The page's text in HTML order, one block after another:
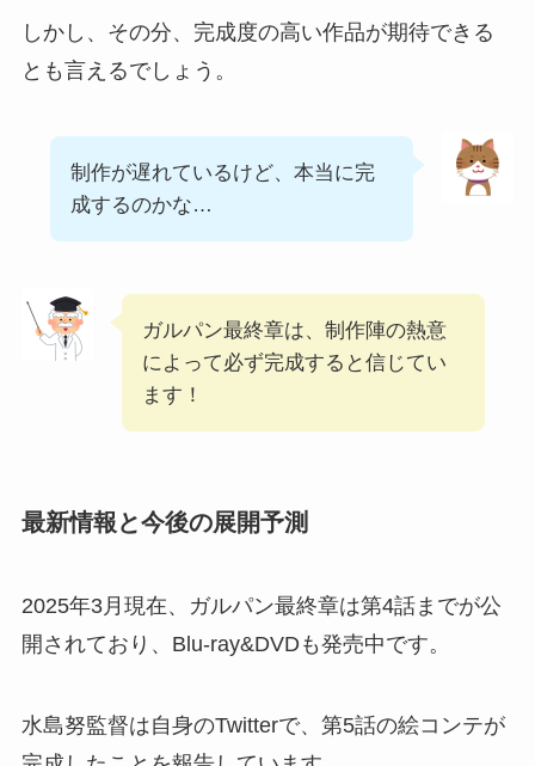
しかし、その分、完成度の高い作品が期待できる
とも言えるでしょう。
制作が遅れているけど、本当に完
成するのかな…
ガルパン最終章は、制作陣の熱意
によって必ず完成すると信じてい
ます！
最新情報と今後の展開予測
2025年3月現在、ガルパン最終章は第4話までが公
開されており、Blu-ray&DVDも発売中です。
水島努監督は自身のTwitterで、第5話の絵コンテが